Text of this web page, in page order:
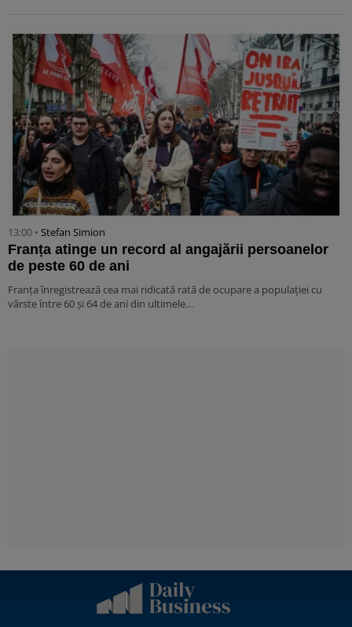
13:00 • Stefan Simion
Franța atinge un record al angajării persoanelor
de peste 60 de ani
Franța înregistrează cea mai ridicată rată de ocupare a populației cu
vârste între 60 și 64 de ani din ultimele…